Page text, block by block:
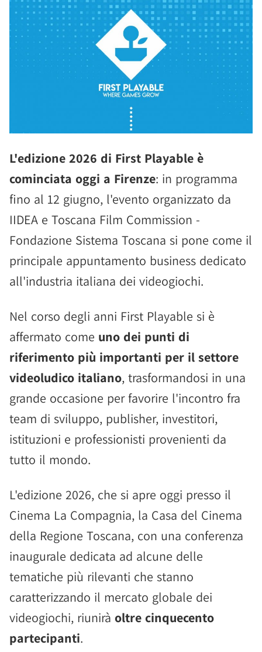
L'edizione 2026 di First Playable è
cominciata oggi a Firenze: in programma
fino al 12 giugno, l'evento organizzato da
IIDEA e Toscana Film Commission -
Fondazione Sistema Toscana si pone come il
principale appuntamento business dedicato
all'industria italiana dei videogiochi.
Nel corso degli anni First Playable si è
affermato come uno dei punti di
riferimento più importanti per il settore
videoludico italiano, trasformandosi in una
grande occasione per favorire l'incontro fra
team di sviluppo, publisher, investitori,
istituzioni e professionisti provenienti da
tutto il mondo.
L'edizione 2026, che si apre oggi presso il
Cinema La Compagnia, la Casa del Cinema
della Regione Toscana, con una conferenza
inaugurale dedicata ad alcune delle
tematiche più rilevanti che stanno
caratterizzando il mercato globale dei
videogiochi, riunirà oltre cinquecento
partecipanti.